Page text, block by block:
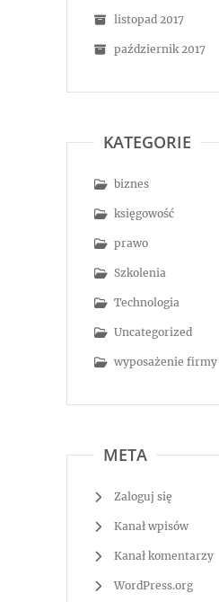
listopad 2017
październik 2017
KATEGORIE
biznes
księgowość
prawo
Szkolenia
Technologia
Uncategorized
wyposażenie firmy
META
Zaloguj się
Kanał wpisów
Kanał komentarzy
WordPress.org